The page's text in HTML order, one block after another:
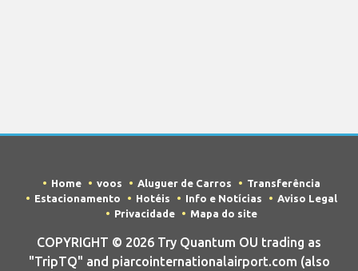
Home voos Aluguer de Carros
Transferência
Estacionamento
Hotéis Info e Notícias
Aviso Legal
Privacidade
Mapa do site
COPYRIGHT © 2026 Try Quantum OU trading as
"TripTQ" and piarcointernationalairport.com (also